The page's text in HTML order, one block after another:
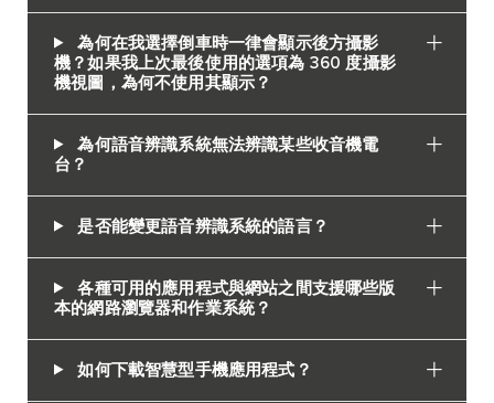
為何在我選擇倒車時一律會顯示後方攝影
機？如果我上次最後使用的選項為 360 度攝影
機視圖，為何不使用其顯示？
為何語音辨識系統無法辨識某些收音機電
台？
是否能變更語音辨識系統的語言？
各種可用的應用程式與網站之間支援哪些版
本的網路瀏覽器和作業系統？
如何下載智慧型手機應用程式？